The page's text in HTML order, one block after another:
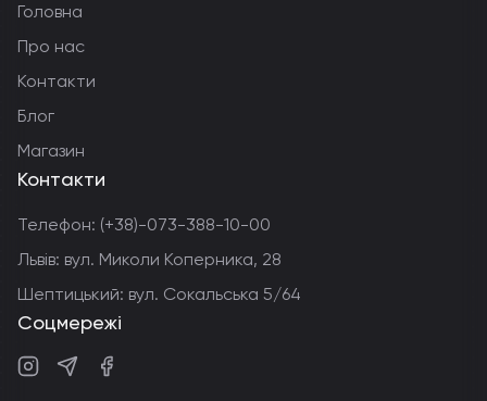
Головна
Про нас
Контакти
Блог
Магазин
Контакти
Телефон: (+38)-073-388-10-00
Львів: вул. Миколи Коперника, 28
Шептицький: вул. Сокальська 5/64
Соцмережі